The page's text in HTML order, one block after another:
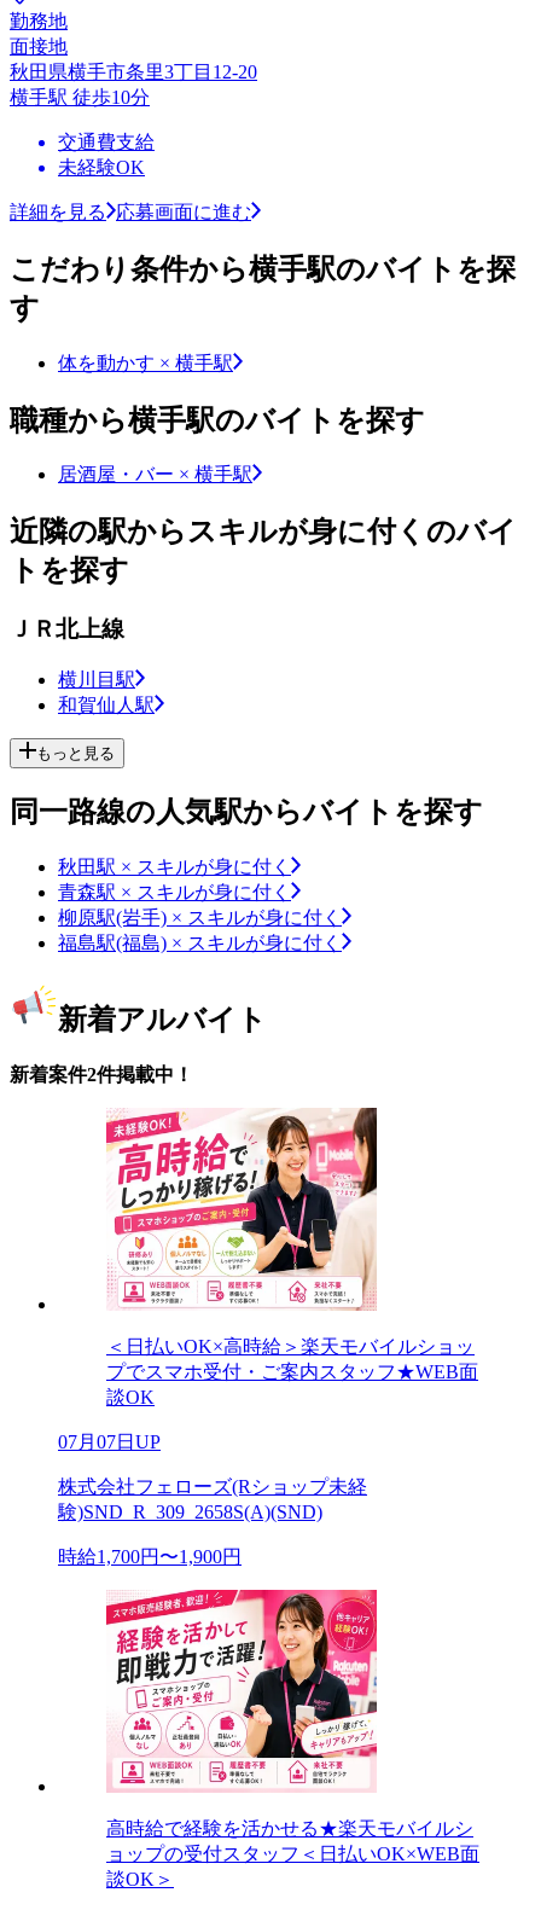
勤務地
面接地
秋田県横手市条里3丁目12-20
横手駅 徒歩10分
交通費支給
未経験OK
詳細を見る 応募画面に進む
こだわり条件から横手駅のバイトを探
す
体を動かす × 横手駅
職種から横手駅のバイトを探す
居酒屋・バー × 横手駅
近隣の駅からスキルが身に付くのバイ
トを探す
ＪＲ北上線
横川目駅
和賀仙人駅
もっと見る
同一路線の人気駅からバイトを探す
秋田駅 × スキルが身に付く
青森駅 × スキルが身に付く
柳原駅(岩手) × スキルが身に付く
福島駅(福島) × スキルが身に付く
新着アルバイト
新着案件2件掲載中！
＜日払いOK×高時給＞楽天モバイルショッ
プでスマホ受付・ご案内スタッフ★WEB面
談OK
07月07日UP
株式会社フェローズ(Rショップ未経
験)SND_R_309_2658S(A)(SND)
時給1,700円〜1,900円
高時給で経験を活かせる★楽天モバイルシ
ョップの受付スタッフ＜日払いOK×WEB面
談OK＞